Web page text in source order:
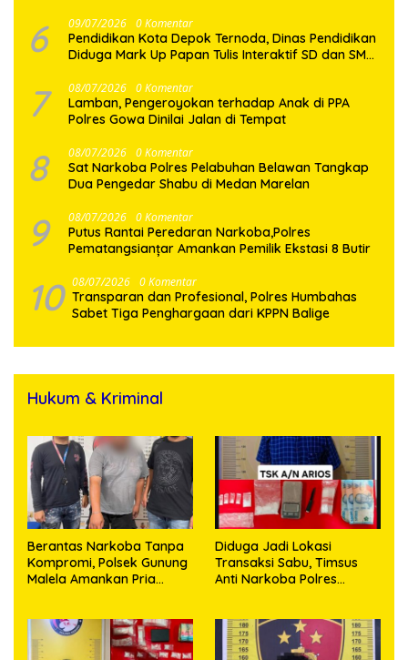
6 09/07/2026 0 Komentar
Pendidikan Kota Depok Ternoda, Dinas Pendidikan
Diduga Mark Up Papan Tulis Interaktif SD dan SMP
7 08/07/2026 0 Komentar
Lamban, Pengeroyokan terhadap Anak di PPA
Polres Gowa Dinilai Jalan di Tempat
8 08/07/2026 0 Komentar
Sat Narkoba Polres Pelabuhan Belawan Tangkap
Dua Pengedar Shabu di Medan Marelan
9 08/07/2026 0 Komentar
Putus Rantai Peredaran Narkoba,Polres
Pematangsianțar Amankan Pemilik Ekstasi 8 Butir
10 08/07/2026 0 Komentar
Transparan dan Profesional, Polres Humbahas
Sabet Tiga Penghargaan dari KPPN Balige
Hukum & Kriminal
Berantas Narkoba Tanpa
Kompromi, Polsek Gunung
Malela Amankan Pria
Diduga Jadi Lokasi
Transaksi Sabu, Timsus
Anti Narkoba Polres
63,67 Gram Sabu